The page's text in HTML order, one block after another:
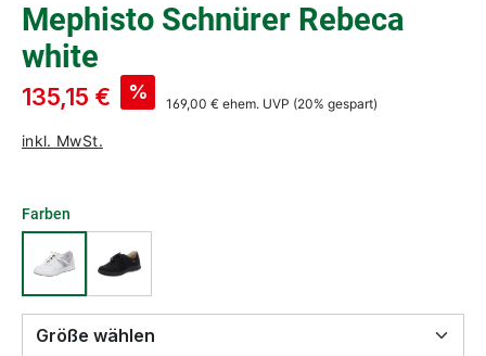
Mephisto Schnürer Rebeca
white
135,15 € %
169,00 € ehem. UVP (20% gespart)
inkl. MwSt.
Farben
Größe wählen